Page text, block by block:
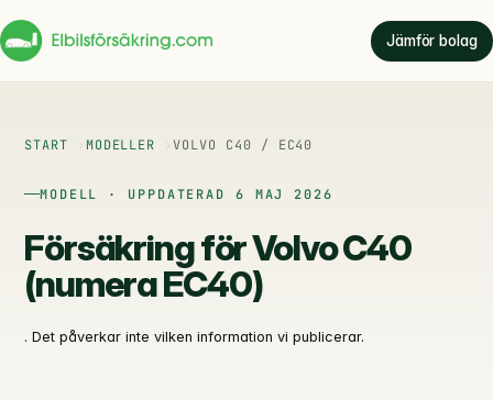
Jämför bolag
START MODELLER VOLVO C40 / EC40
MODELL · UPPDATERAD 6 MAJ 2026
Försäkring för Volvo C40
(numera EC40)
. Det påverkar inte vilken information vi publicerar.